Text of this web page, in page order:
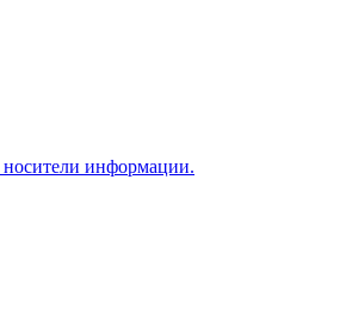
носители информации.